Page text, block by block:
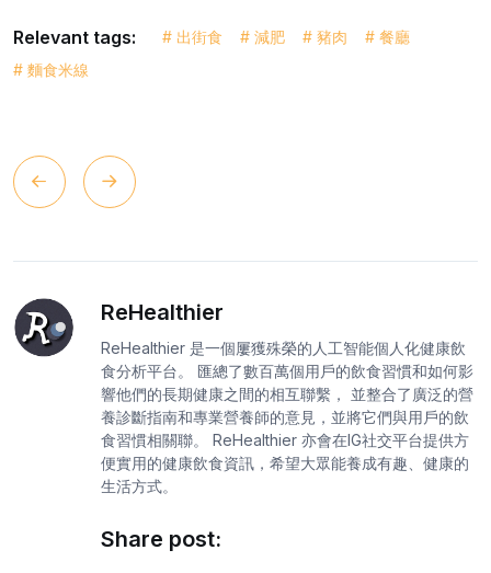
Relevant tags: # 出街食 # 減肥 # 豬肉
# 餐廳
# 麵食米線
ReHealthier
ReHealthier 是一個屢獲殊榮的人工智能個人化健康飲
食分析平台。 匯總了數百萬個用戶的飲食習慣和如何影
響他們的長期健康之間的相互聯繫， 並整合了廣泛的營
養診斷指南和專業營養師的意見，並將它們與用戶的飲
食習慣相關聯。 ReHealthier 亦會在IG社交平台提供方
便實用的健康飲食資訊，希望大眾能養成有趣、健康的
生活方式。
Share post: